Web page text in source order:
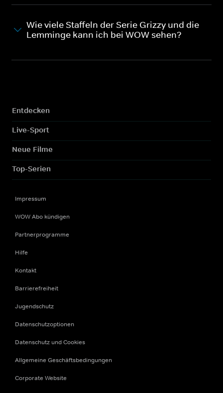
Wie viele Staffeln der Serie Grizzy und die
Lemminge kann ich bei WOW sehen?
Entdecken
Live-Sport
Neue Filme
Top-Serien
Impressum
WOW Abo kündigen
Partnerprogramme
Hilfe
Kontakt
Barrierefreiheit
Jugendschutz
Datenschutzoptionen
Datenschutz und Cookies
Allgemeine Geschäftsbedingungen
Corporate Website